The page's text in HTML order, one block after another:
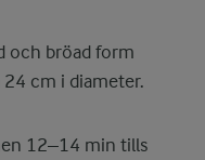
och bröad form
24 cm i diameter.
12–14 min tills